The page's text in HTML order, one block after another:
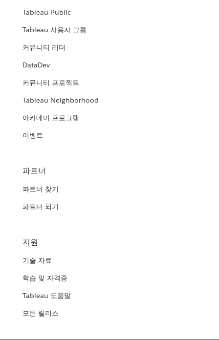
Tableau Public
Tableau 사용자 그룹
커뮤니티 리더
DataDev
커뮤니티 프로젝트
Tableau Neighborhood
아카데미 프로그램
이벤트
파트너
파트너 찾기
파트너 되기
지원
기술 자료
학습 및 자격증
Tableau 도움말
모든 릴리스